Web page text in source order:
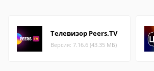
Телевизор Peers.TV
Версия: 7.16.6 (43.35 МБ)